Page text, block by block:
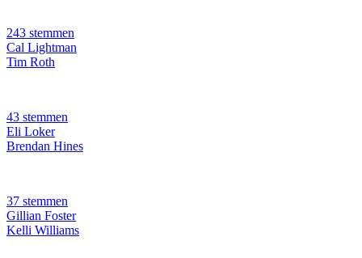
243 stemmen
Cal Lightman
Tim Roth
43 stemmen
Eli Loker
Brendan Hines
37 stemmen
Gillian Foster
Kelli Williams